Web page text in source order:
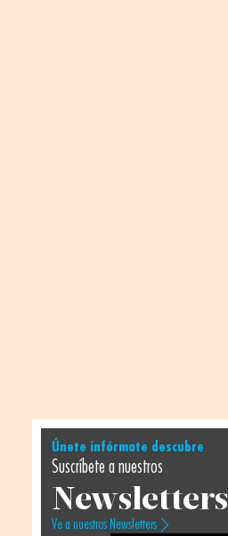
Únete infórmate descubre
Suscríbete a nuestros
Newsletters
Ve a nuestros Newsletters